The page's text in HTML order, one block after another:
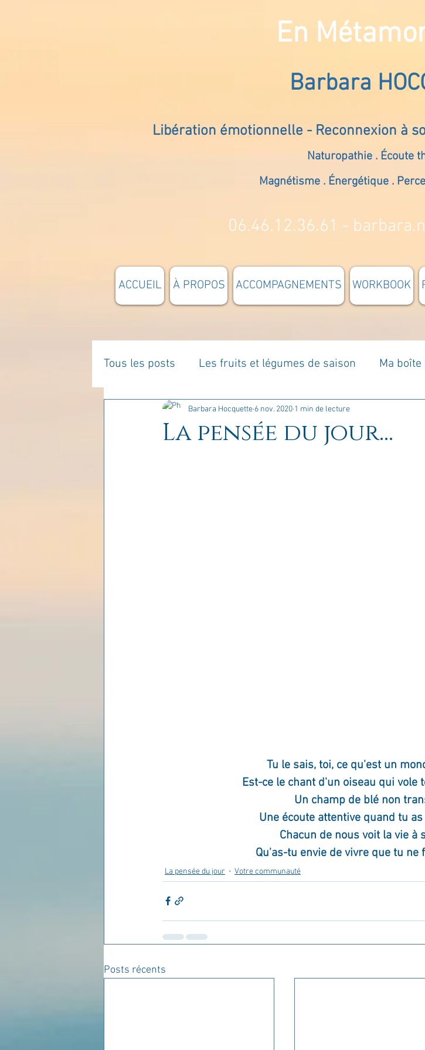
En
Barbara
Libération émotionnelle - Reconnexion à
Naturopathie . Écoute
Magnétisme . Énergétique .
06.46.12.36.61 -
ACCUEIL À PROPOS ACCOMPAGNEMENTS WORKBOOK
Tous les posts Les fruits et légumes de saison Ma
La parentalité De vous à moi... Rome : voyage
La pensée du jour...
Barbara Hocquette 6 nov. 2020 1 min de lecture
Tu le sais, toi, ce qu'est un
Est-ce le chant d'un oiseau qui vole
Un champ de blé non
Une écoute attentive quand tu
Chacun de nous voit la vie à
Qu'as-tu envie de vivre que tu ne
La pensée du jour Votre communauté
Posts récents